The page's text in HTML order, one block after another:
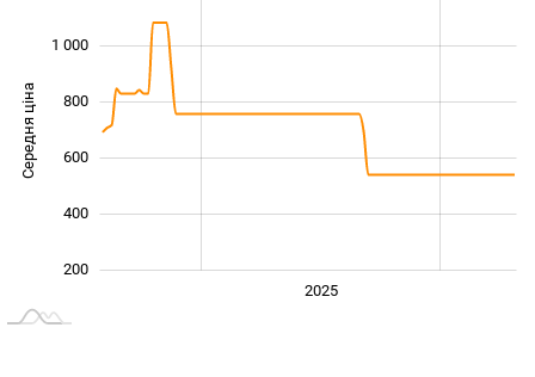
Середня ціна
200
400
600
800
1 000
2025